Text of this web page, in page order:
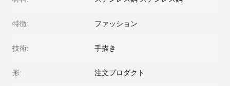
特徴: ファッション
技術: 手描き
形: 注文プロダクト